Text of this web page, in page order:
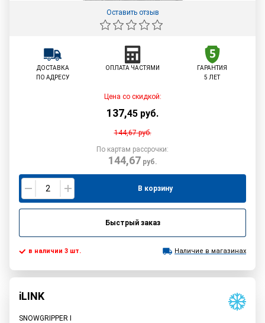
Оставить отзыв
ДОСТАВКА
ПО АДРЕСУ
ОПЛАТА ЧАСТЯМИ
ГАРАНТИЯ
5 ЛЕТ
Цена со скидкой:
137,45 руб.
144,67руб.
По картам рассрочки:
144,67 руб.
В корзину
Быстрый заказ
в наличии 3 шт. Наличие в магазинах
iLINK
SNOWGRIPPER I